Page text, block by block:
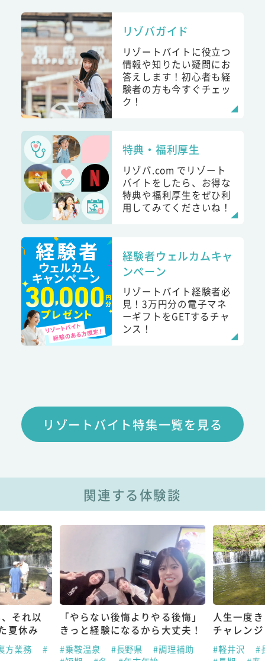
リゾバガイド
リゾートバイトに役立つ
情報や知りたい疑問にお
答えします！初心者も経
験者の方も今すぐチェッ
ク！
特典・福利厚生
リゾバ.com でリゾート
バイトをしたら、お得な
特典や福利厚生をぜひ利
用してみてくださいね！
経験者ウェルカムキャ
ンペーン
リゾートバイト経験者必
見！3万円分の電子マネ
ーギフトをGETするチャ
ンス！
リゾートバイト特集一覧を見る
関連する体験談
それ以
夏休み
方業務 #
「やらない後悔よりやる後悔」
きっと経験になるから大丈夫！
#乗鞍温泉 #長野県
#調理補助
人生一度
チャレン
#軽井沢
#